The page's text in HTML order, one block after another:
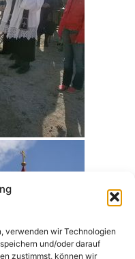
verwenden wir Technologien
und/oder darauf
zustimmst, können wir